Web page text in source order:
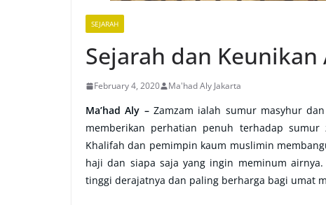
SEJARAH
Sejarah dan Keunikan
February 4, 2020 Ma'had Aly Jakarta
Ma’had Aly – Zamzam ialah sumur masyhur
memberikan perhatian penuh terhadap sumur
Khalifah dan pemimpin kaum muslimin
haji dan siapa saja yang ingin meminum
tinggi derajatnya dan paling berharga bagi umat